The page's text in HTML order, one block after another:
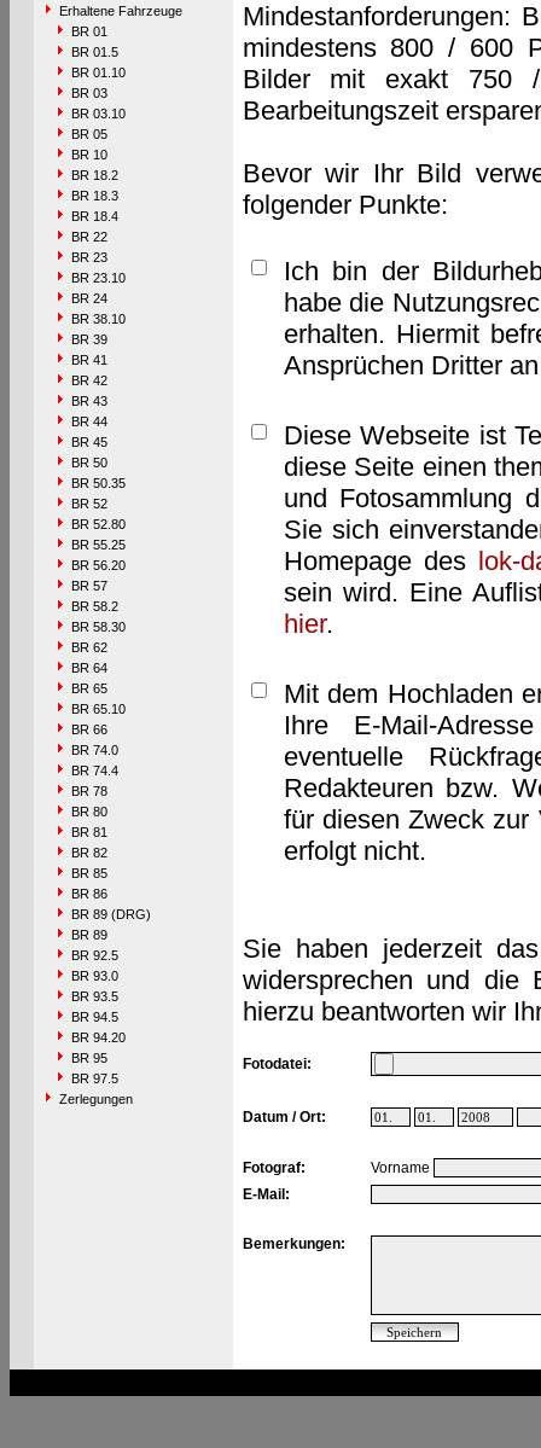
Erhaltene Fahrzeuge
BR 01
BR 01.5
BR 01.10
BR 03
BR 03.10
BR 05
BR 10
BR 18.2
BR 18.3
BR 18.4
BR 22
BR 23
BR 23.10
BR 24
BR 38.10
BR 39
BR 41
BR 42
BR 43
BR 44
BR 45
BR 50
BR 50.35
BR 52
BR 52.80
BR 55.25
BR 56.20
BR 57
BR 58.2
BR 58.30
BR 62
BR 64
BR 65
BR 65.10
BR 66
BR 74.0
BR 74.4
BR 78
BR 80
BR 81
BR 82
BR 85
BR 86
BR 89 (DRG)
BR 89
BR 92.5
BR 93.0
BR 93.5
BR 94.5
BR 94.20
BR 95
BR 97.5
Zerlegungen
Mindestanforderungen:
mindestens 800 / 600
Bilder mit exakt 750
Bearbeitungszeit
Bevor wir Ihr Bild
folgender Punkte:
Ich bin der
habe die
erhalten. Hiermit
Ansprüchen Dritter
Diese Webseite ist
diese Seite einen
und Fotosammlung
Sie sich
Homepage des lok-
sein wird. Eine
hier.
Mit dem Hochladen
Ihre E-Mail-
eventuelle
Redakteuren bzw.
für diesen Zweck zur
erfolgt nicht.
Sie haben jederzeit
widersprechen und die
hierzu beantworten wir
Fotodatei:
Datum / Ort:
Fotograf:
Vorname
E-Mail:
Bemerkungen: